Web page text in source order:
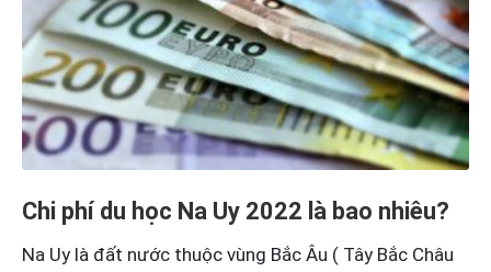
Chi phí du học Na Uy 2022 là bao nhiêu?
Na Uy là đất nước thuộc vùng Bắc Âu ( Tây Bắc Châu